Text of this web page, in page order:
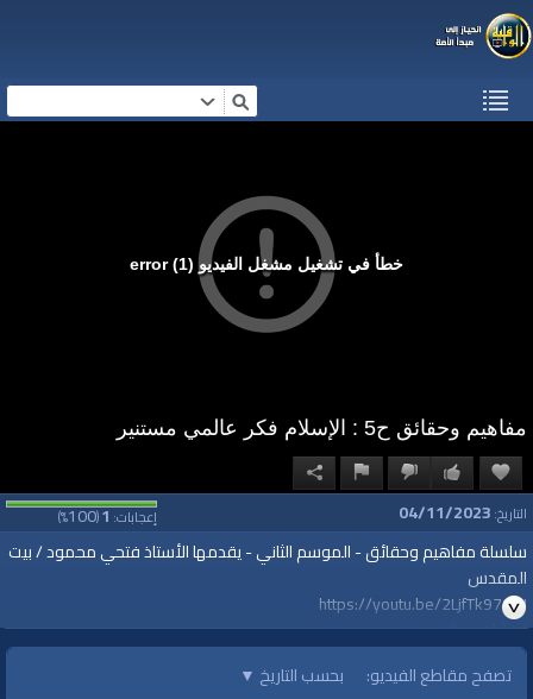
خطأ في تشغيل مشغل الفيديو (1) error
مفاهيم وحقائق ح5 : الإسلام فكر عالمي مستنير
إعجابات:1
(
100
%) التاريخ: 04/11/2023
سلسلة مفاهيم وحقائق - الموسم الثاني - يقدمها الأستاذ فتحي محمود / بيت
المقدس
https://youtu.be/2LjfTk97CtU
لمشاهدة المزيد
https://youtube.com/playlist?list=PLkxwrHhqWFA5PPsmL-
r_wzNLA8DafntuK
تصفح مقاطع الفيديو: بحسب التاريخ ▼